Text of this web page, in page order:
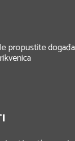
propustite